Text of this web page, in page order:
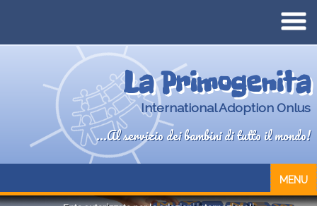
La Primogenita
International Adoption Onlus
...Al servizio dei bambini di tutto il mondo!
MENU